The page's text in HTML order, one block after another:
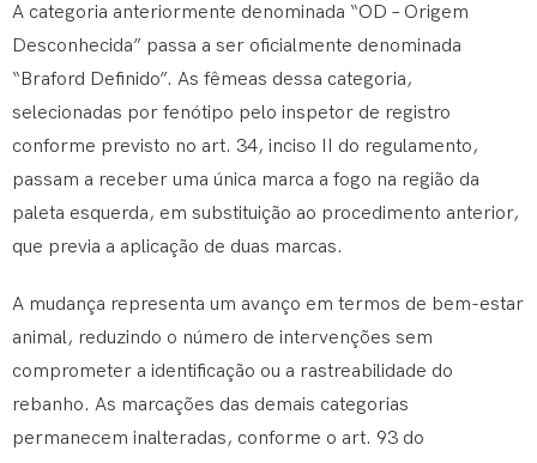
A categoria anteriormente denominada “OD – Origem
Desconhecida” passa a ser oficialmente denominada
“Braford Definido”. As fêmeas dessa categoria,
selecionadas por fenótipo pelo inspetor de registro
conforme previsto no art. 34, inciso II do regulamento,
passam a receber uma única marca a fogo na região da
paleta esquerda, em substituição ao procedimento anterior,
que previa a aplicação de duas marcas.
A mudança representa um avanço em termos de bem-estar
animal, reduzindo o número de intervenções sem
comprometer a identificação ou a rastreabilidade do
rebanho. As marcações das demais categorias
permanecem inalteradas, conforme o art. 93 do